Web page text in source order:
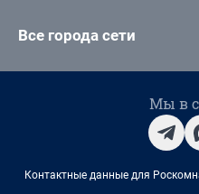
Все города сети
Мы в
Контактные данные для